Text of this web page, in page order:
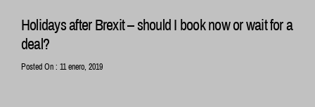
Holidays after Brexit – should I book now or wait for a
deal?
Posted On : 11 enero, 2019